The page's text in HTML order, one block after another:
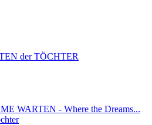
der TÖCHTER
WARTEN - Where the Dreams...